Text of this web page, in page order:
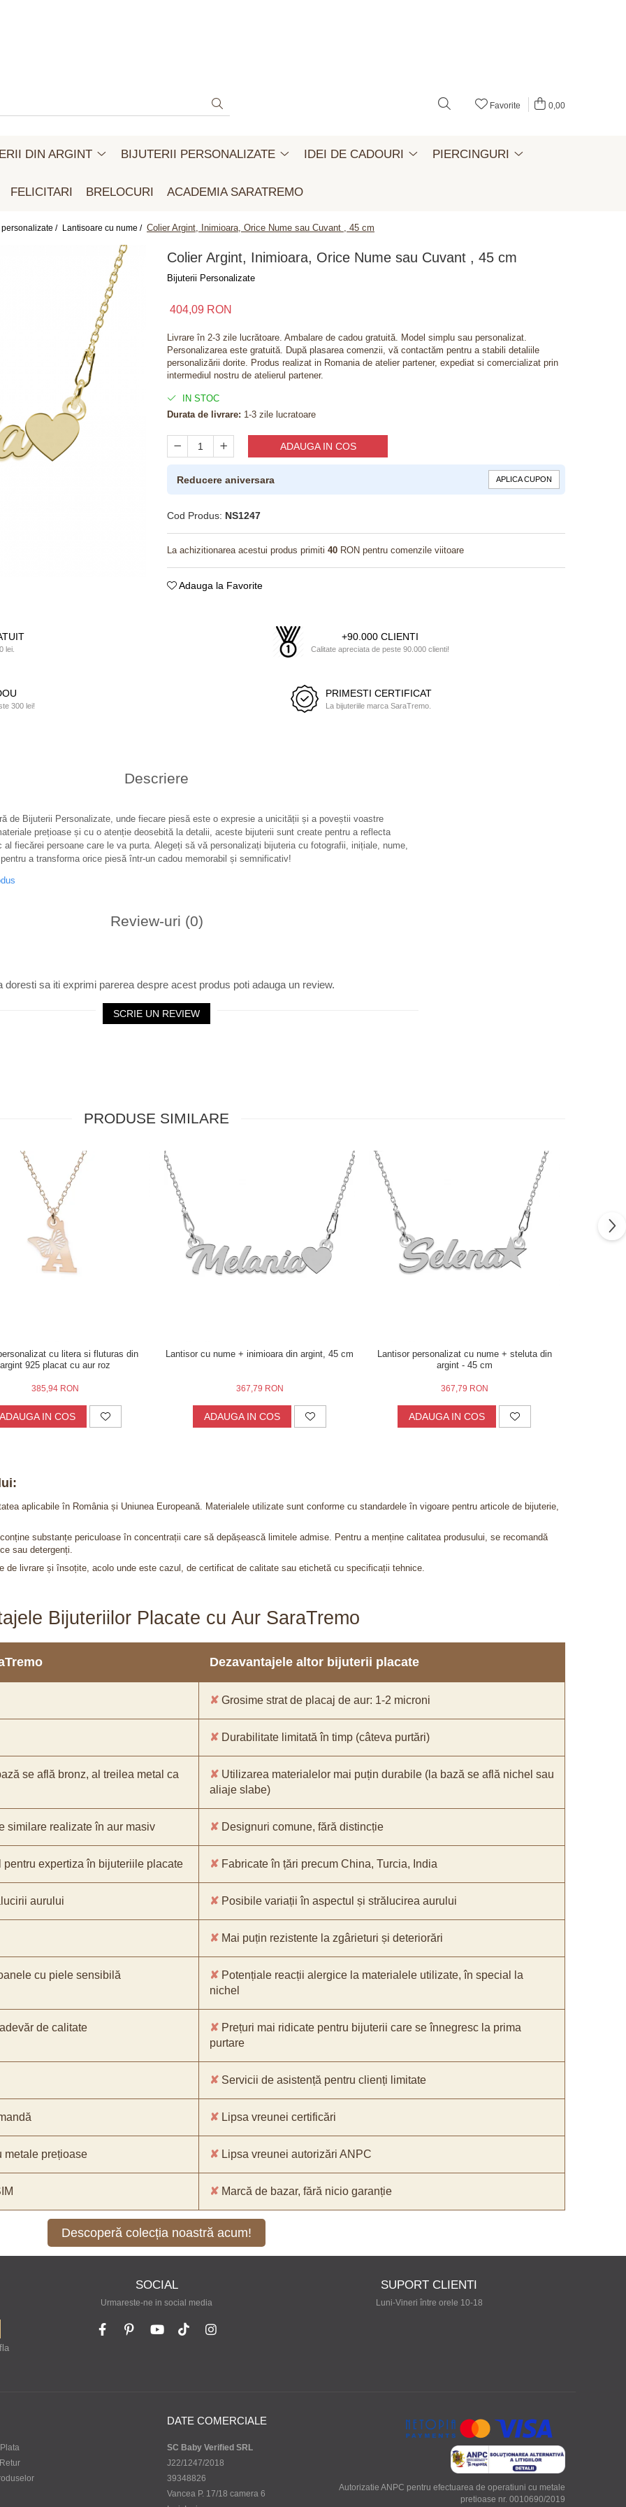
Favorite 0,00
DIN ARGINT BIJUTERII PERSONALIZATE IDEI DE CADOURI PIERCINGURI
FELICITARI BRELOCURI ACADEMIA SARATREMO
/ Lantisoare cu nume / Colier Argint, Inimioara, Orice Nume sau Cuvant , 45 cm
Colier Argint, Inimioara, Orice Nume sau Cuvant , 45 cm
Bijuterii Personalizate
404,09 RON
Livrare în 2-3 zile lucrătoare. Ambalare de cadou gratuită. Model simplu sau personalizat.
Personalizarea este gratuită. După plasarea comenzii, vă contactăm pentru a stabili detaliile
personalizării dorite. Produs realizat in Romania de atelier partener, expediat si comercializat prin
intermediul nostru de atelierul partener.
IN STOC
Durata de livrare: 1-3 zile lucratoare
ADAUGA IN COS
Reducere aniversara APLICA CUPON
Cod Produs: NS1247
La achizitionarea acestui produs primiti 40 RON pentru comenzile viitoare
Adauga la Favorite
lei.
+90.000 CLIENTI
Calitate apreciata de peste 90.000 clienti!
300 lei!
PRIMESTI CERTIFICAT
La bijuteriile marca SaraTremo.
Descriere
de Bijuterii Personalizate, unde fiecare piesă este o expresie a unicității și a poveștii voastre
prețioase și cu o atenție deosebită la detalii, aceste bijuterii sunt create pentru a reflecta
fiecărei persoane care le va purta. Alegeți să vă personalizați bijuteria cu fotografii, inițiale, nume,
a transforma orice piesă într-un cadou memorabil și semnificativ!
Review-uri (0)
doresti sa iti exprimi parerea despre acest produs poti adauga un review.
SCRIE UN REVIEW
PRODUSE SIMILARE
cu litera si fluturas din
argint 925 placat cu aur roz
385,94 RON
ADAUGA IN COS
Lantisor cu nume + inimioara din argint, 45 cm
367,79 RON
ADAUGA IN COS
Lantisor personalizat cu nume + steluta din
argint - 45 cm
367,79 RON
ADAUGA IN COS
aplicabile în România și Uniunea Europeană. Materialele utilizate sunt conforme cu standardele în vigoare pentru articole de bijuterie,
substanțe periculoase în concentrații care să depășească limitele admise. Pentru a menține calitatea produsului, se recomandă
sau detergenți.
de livrare și însoțite, acolo unde este cazul, de certificat de calitate sau etichetă cu specificații tehnice.
Bijuteriilor Placate cu Aur SaraTremo
Dezavantajele altor bijuterii placate
✘ Grosime strat de placaj de aur: 1-2 microni
✘ Durabilitate limitată în timp (câteva purtări)
se află bronz, al treilea metal ca ✘ Utilizarea materialelor mai puțin durabile (la bază se află nichel sau
aliaje slabe)
similare realizate în aur masiv ✘ Designuri comune, fără distincție
expertiza în bijuteriile placate ✘ Fabricate în țări precum China, Turcia, India
aurului ✘ Posibile variații în aspectul și strălucirea aurului
✘ Mai puțin rezistente la zgârieturi și deteriorări
cu piele sensibilă ✘ Potențiale reacții alergice la materialele utilizate, în special la
nichel
de calitate ✘ Prețuri mai ridicate pentru bijuterii care se înnegresc la prima
purtare
✘ Servicii de asistență pentru clienți limitate
✘ Lipsa vreunei certificări
metale prețioase ✘ Lipsa vreunei autorizări ANPC
✘ Marcă de bazar, fără nicio garanție
Descoperă colecția noastră acum!
SOCIAL
Urmareste-ne in social media
SUPORT CLIENTI
Luni-Vineri între orele 10-18
DATE COMERCIALE
SC Baby Verified SRL
J22/1247/2018
39348826
Vancea P. 17/18 camera 6
Autorizatie ANPC pentru efectuarea de operatiuni cu metale
pretioase nr. 0010690/2019